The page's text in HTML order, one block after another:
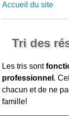
Accueil du site
Tri des
Les tris sont
professionnel .
chacun et de ne
famille!